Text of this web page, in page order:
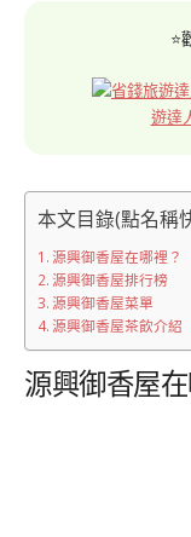
⭐
遊達
本文目錄(點名稱
源興御香屋在哪裡？
源興御香屋排行榜
源興御香屋菜單
源興御香屋茶飲介紹
源興御香屋